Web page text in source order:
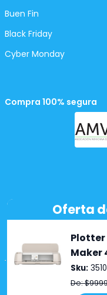
Buen Fin
Black Friday
Cyber Monday
Compra 100% segura
Copyright